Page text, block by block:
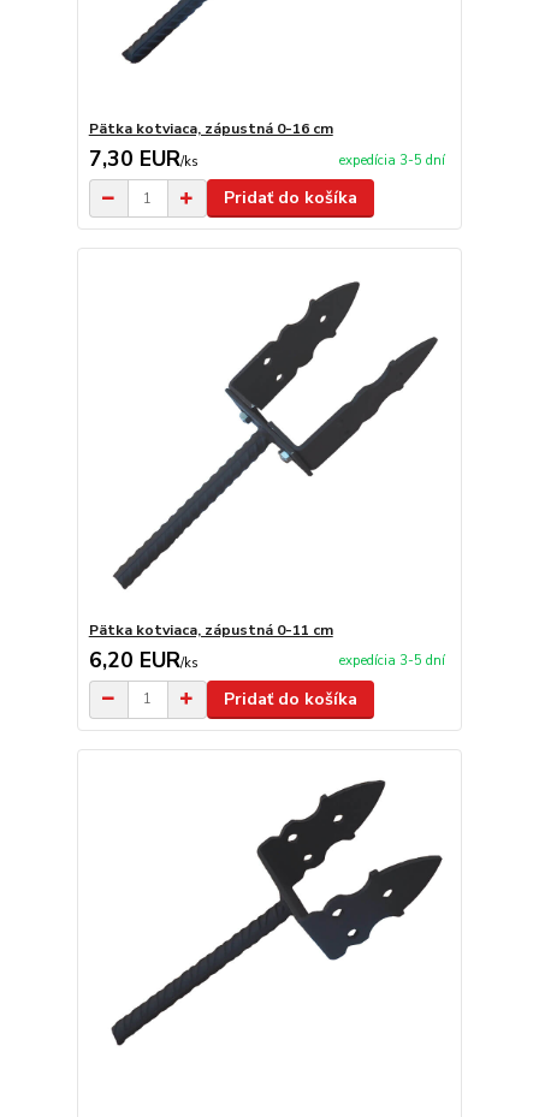
Pätka kotviaca, zápustná 0-16 cm
7,30 EUR/ks expedícia 3-5 dní
Pridať do košíka
Pätka kotviaca, zápustná 0-11 cm
6,20 EUR/ks expedícia 3-5 dní
Pridať do košíka